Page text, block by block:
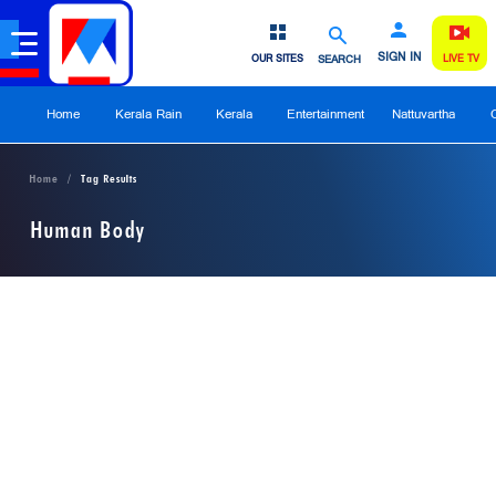
SEARCH SIGN IN
OUR SITES LIVE TV
Home Kerala Rain Kerala Entertainment Nattuvartha
Home Tag Results
Human Body